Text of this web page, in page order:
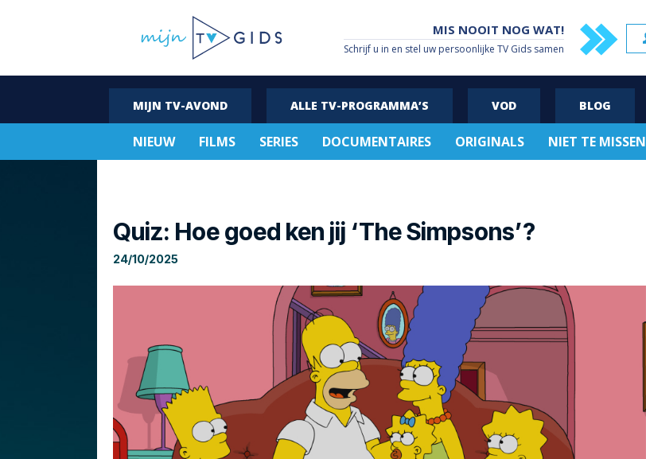
MIS NOOIT NOG WAT!
Schrijf u in en stel uw persoonlijke TV Gids samen
MIJN TV-AVOND ALLE TV-PROGRAMMA’S VOD BLOG
NIEUW FILMS SERIES DOCUMENTAIRES ORIGINALS NIET TE MISSEN
Quiz: Hoe goed ken jij ‘The Simpsons’?
24/10/2025